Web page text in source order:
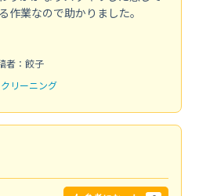
作業なので助かりました。
者：餃子
リーニング